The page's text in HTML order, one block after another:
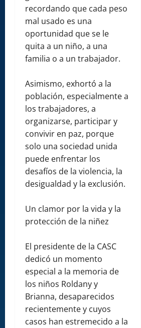
recordando que cada peso
mal usado es una
oportunidad que se le
quita a un niño, a una
familia o a un trabajador.
Asimismo, exhortó a la
población, especialmente a
los trabajadores, a
organizarse, participar y
convivir en paz, porque
solo una sociedad unida
puede enfrentar los
desafíos de la violencia, la
desigualdad y la exclusión.
Un clamor por la vida y la
protección de la niñez
El presidente de la CASC
dedicó un momento
especial a la memoria de
los niños Roldany y
Brianna, desaparecidos
recientemente y cuyos
casos han estremecido a la